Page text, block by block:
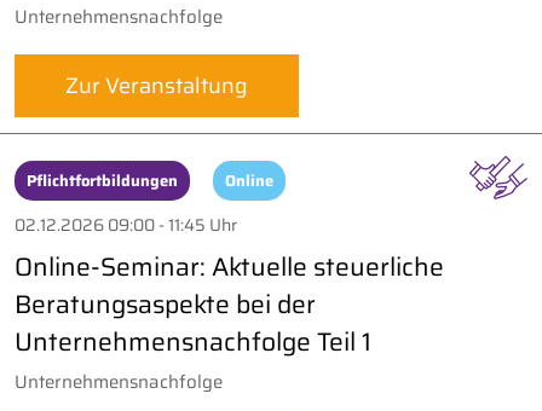
Unternehmensnachfolge
Zur Veranstaltung
Pflichtfortbildungen Online
02.12.2026 09:00 - 11:45 Uhr
Online-Seminar: Aktuelle steuerliche
Beratungsaspekte bei der
Unternehmensnachfolge Teil 1
Unternehmensnachfolge